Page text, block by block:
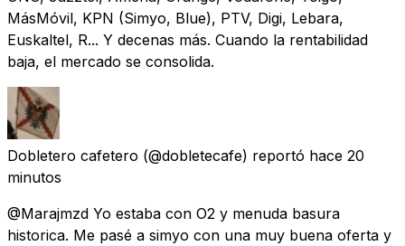
MásMóvil, KPN (Simyo, Blue), PTV, Digi, Lebara,
Euskaltel, R... Y decenas más. Cuando la rentabilidad
baja, el mercado se consolida.
Dobletero cafetero (@dobletecafe) reportó hace 20
minutos
@Marajmzd Yo estaba con O2 y menuda basura
historica. Me pasé a simyo con una muy buena oferta y